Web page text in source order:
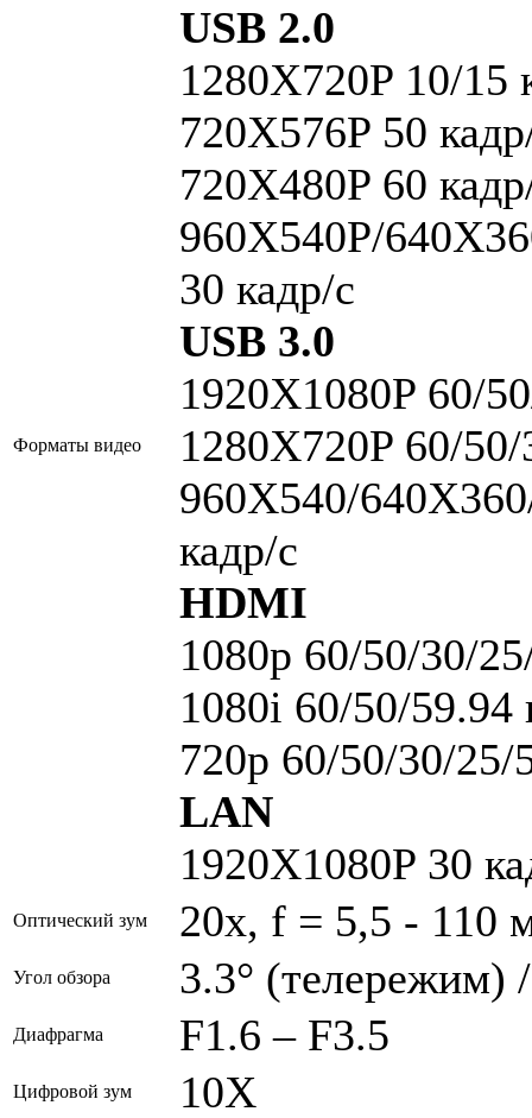
Форматы видео
USB 2.0
1280X720P 10/15
720X576P 50
720X480P 60
960X540P/
30 кадр/с
USB 3.0
1920X1080P 60/
1280X720P 60/
960X540/
кадр/с
HDMI
1080p 60/50/30/
1080i 60/50/59.94
720p 60/50/30/25/
LAN
1920X1080P 30
Оптический зум 20x, f = 5,5 - 110
Угол обзора 3.3° (телережим)
Диафрагма F1.6 – F3.5
Цифровой зум 10Х